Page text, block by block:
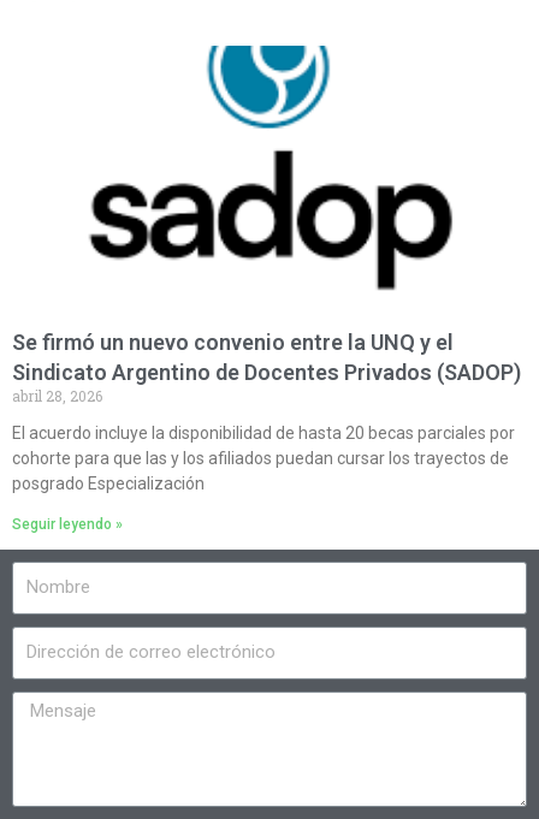
Se firmó un nuevo convenio entre la UNQ y el
Sindicato Argentino de Docentes Privados (SADOP)
abril 28, 2026
El acuerdo incluye la disponibilidad de hasta 20 becas parciales por
cohorte para que las y los afiliados puedan cursar los trayectos de
posgrado Especialización
Seguir leyendo »